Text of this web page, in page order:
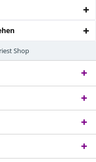
Shop